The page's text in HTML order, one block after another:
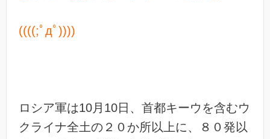
((((;ﾟдﾟ))))
ロシア軍は10月10日、首都キーウを含むウ
クライナ全土の２０か所以上に、８０発以